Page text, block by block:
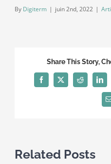
By Digiterm | juin 2nd, 2022 |
Share This Story,
Facebook
X Reddit
Related Posts